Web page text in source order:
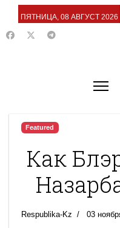
ПЯТНИЦА, 08 АВГУСТ 2026
Featured
Как
Respublika-Kz 03